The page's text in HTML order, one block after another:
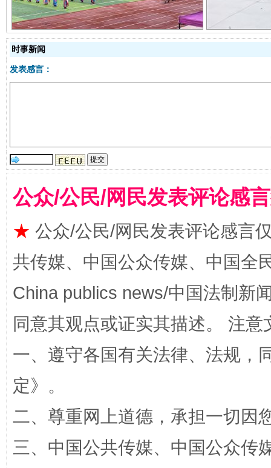
如何以
“蜀中异人”王建安的艺术幻境
时事新闻
发表感言：
公众/公民/网民发表评论感
★ 公众/公民/网民发表评论感言
共传媒、中国公众传媒、中国全
China publics news/中国法制新
同意其观点或证实其描述。 注
一、遵守各国有关法律、法规，
定》。
二、尊重网上道德，承担一切因
三、中国公共传媒、中国公众传